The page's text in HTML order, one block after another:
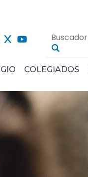
COLEGIADOS